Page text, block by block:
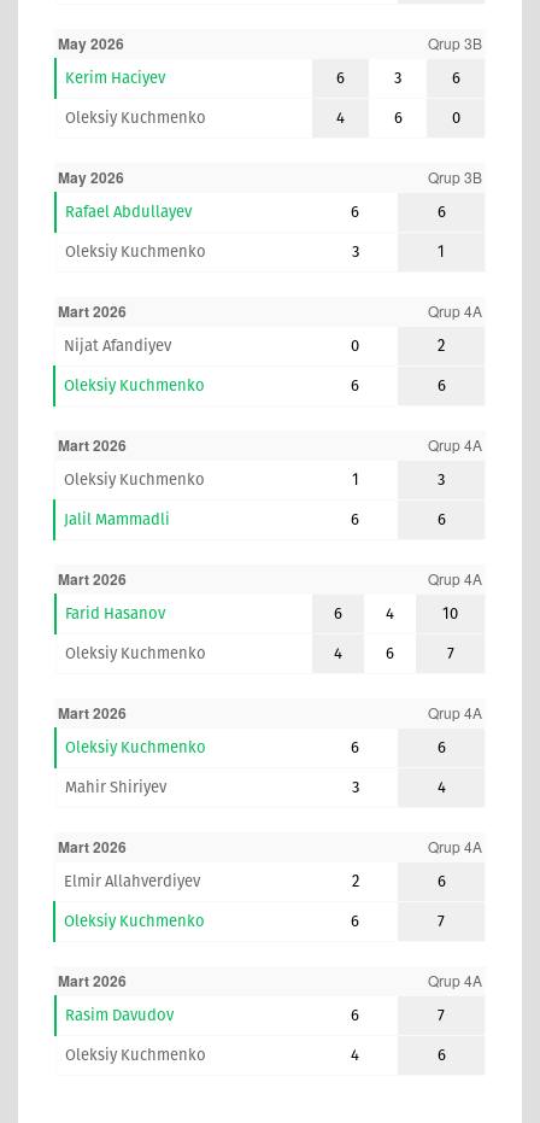
May 2026 Qrup 3B
Kerim Haciyev 6 3 6
Oleksiy Kuchmenko 4 6 0
May 2026 Qrup 3B
Rafael Abdullayev 6 6
Oleksiy Kuchmenko 3 1
Mart 2026 Qrup 4A
Nijat Afandiyev 0 2
Oleksiy Kuchmenko 6 6
Mart 2026 Qrup 4A
Oleksiy Kuchmenko 1 3
Jalil Mammadli 6 6
Mart 2026 Qrup 4A
Farid Hasanov 6 4 10
Oleksiy Kuchmenko 4 6 7
Mart 2026 Qrup 4A
Oleksiy Kuchmenko 6 6
Mahir Shiriyev 3 4
Mart 2026 Qrup 4A
Elmir Allahverdiyev 2 6
Oleksiy Kuchmenko 6 7
Mart 2026 Qrup 4A
Rasim Davudov 6 7
Oleksiy Kuchmenko 4 6